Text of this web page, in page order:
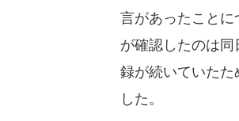
言があったこと
が確認したのは
録が続いていた
した。